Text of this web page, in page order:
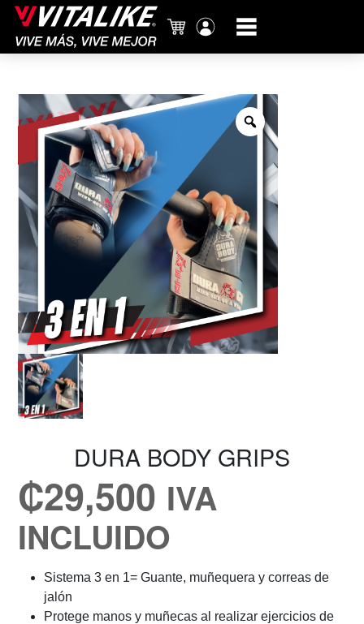
Carrito
cuenta
DURA BODY GRIPS
₡29,500 IVA
INCLUIDO
Sistema 3 en 1= Guante, muñequera y correas de
jalón
Protege manos y muñecas al realizar ejercicios de